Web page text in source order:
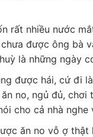
rất nhiều nước
được ông bà
là những ngày
được hái, cứ đi
no, ngủ đủ,
cho cả nhà nghe
ăn no vỗ ợ